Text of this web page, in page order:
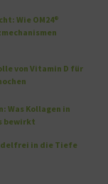
Wie OM24®
von Vitamin D für
Was Kollagen in
bewirkt
in die Tiefe